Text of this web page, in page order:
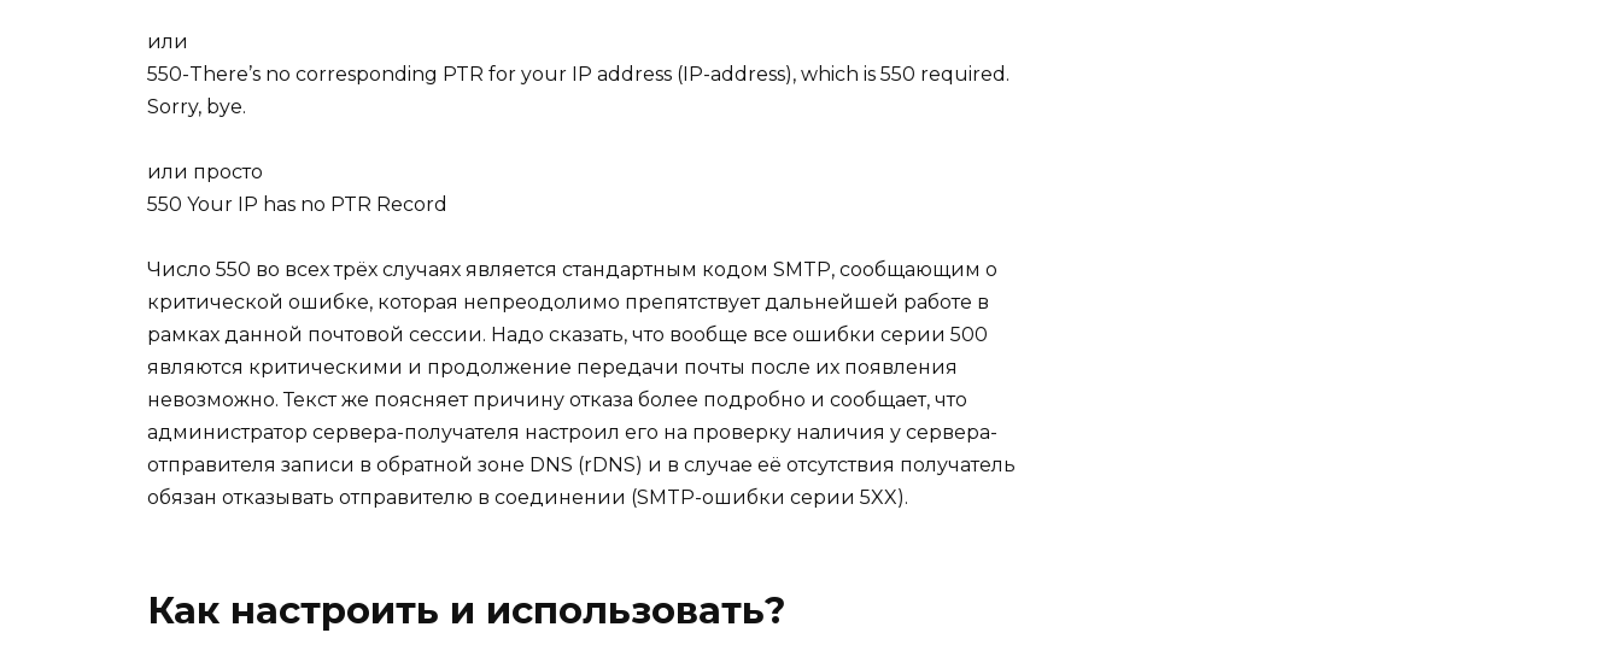
или
550-There’s no corresponding PTR for your IP address (IP-address), which is 550 required.
Sorry, bye.
или просто
550 Your IP has no PTR Record
Число 550 во всех трёх случаях является стандартным кодом SMTP, сообщающим о
критической ошибке, которая непреодолимо препятствует дальнейшей работе в
рамках данной почтовой сессии. Надо сказать, что вообще все ошибки серии 500
являются критическими и продолжение передачи почты после их появления
невозможно. Текст же поясняет причину отказа более подробно и сообщает, что
администратор сервера-получателя настроил его на проверку наличия у сервера-
отправителя записи в обратной зоне DNS (rDNS) и в случае её отсутствия получатель
обязан отказывать отправителю в соединении (SMTP-ошибки серии 5XX).
Как настроить и использовать?